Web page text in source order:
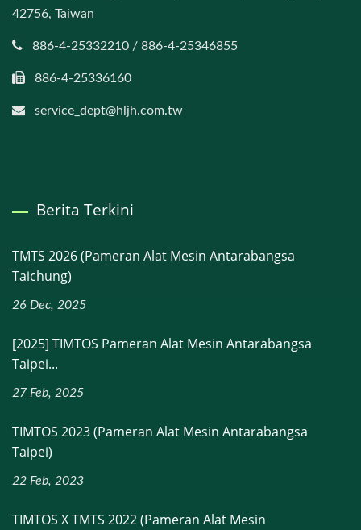
42756, Taiwan
886-4-25332210 / 886-4-25346855
886-4-25336160
service_dept@hljh.com.tw
Berita Terkini
TMTS 2026 (Pameran Alat Mesin Antarabangsa
Taichung)
26 Dec, 2025
[2025] TIMTOS Pameran Alat Mesin Antarabangsa
Taipei...
27 Feb, 2025
TIMTOS 2023 (Pameran Alat Mesin Antarabangsa
Taipei)
22 Feb, 2023
TIMTOS X TMTS 2022 (Pameran Alat Mesin